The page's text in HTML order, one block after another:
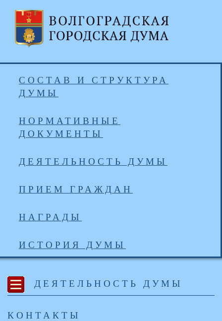
СОСТАВ И СТРУКТУРА
ДУМЫ
НОРМАТИВНЫЕ
ДОКУМЕНТЫ
ДЕЯТЕЛЬНОСТЬ ДУМЫ
ПРИЕМ ГРАЖДАН
НАГРАДЫ
ИСТОРИЯ ДУМЫ
ДЕЯТЕЛЬНОСТЬ ДУМЫ
КОНТАКТЫ